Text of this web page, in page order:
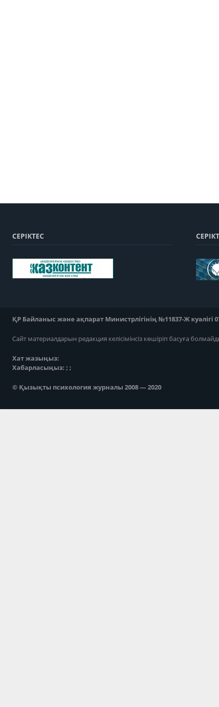
СЕРІКТЕС
ҚР Байланыс және ақпарат Министрлігінің №11837-Ж куәлігі
Сайт материалдарын редакция келісімінсіз көшіріп басуға
Хат жазыңыз:
Хабарласыңыз: ; ;
© Қызықты психология журналы 2008 — 2020